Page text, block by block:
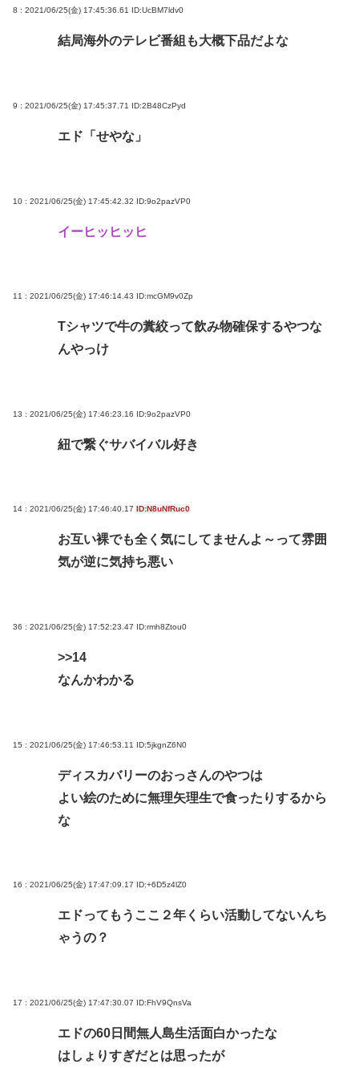
8 : 2021/06/25(金) 17:45:36.61 ID:UcBM7ldv0
結局海外のテレビ番組も大概下品だよな
9 : 2021/06/25(金) 17:45:37.71 ID:2B48CzPyd
エド「せやな」
10 : 2021/06/25(金) 17:45:42.32 ID:9o2pazVP0
イーヒッヒッヒ
11 : 2021/06/25(金) 17:46:14.43 ID:mcGM9v0Zp
Tシャツで牛の糞絞って飲み物確保するやつな
んやっけ
13 : 2021/06/25(金) 17:46:23.16 ID:9o2pazVP0
紐で繋ぐサバイバル好き
14 : 2021/06/25(金) 17:46:40.17 ID:N8uNfRuc0
お互い裸でも全く気にしてませんよ～って雰囲
気が逆に気持ち悪い
36 : 2021/06/25(金) 17:52:23.47 ID:rmh8Ztou0
>>14
なんかわかる
15 : 2021/06/25(金) 17:46:53.11 ID:5jkgnZ6N0
ディスカバリーのおっさんのやつは
よい絵のために無理矢理生で食ったりするから
な
16 : 2021/06/25(金) 17:47:09.17 ID:+6D5z4lZ0
エドってもうここ２年くらい活動してないんち
ゃうの？
17 : 2021/06/25(金) 17:47:30.07 ID:FhV9QnsVa
エドの60日間無人島生活面白かったな
はしょりすぎだとは思ったが